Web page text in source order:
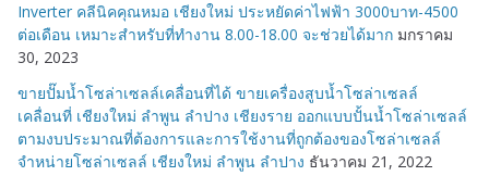
Inverter คลีนิคคุณหมอ เชียงใหม่ ประหยัดค่าไฟฟ้า 3000บาท-4500
ต่อเดือน เหมาะสำหรับที่ทำงาน 8.00-18.00 จะช่วยได้มาก มกราคม
30, 2023
ขายปั๊มน้ำโซล่าเซลล์เคลื่อนที่ได้ ขายเครื่องสูบน้ำโซล่าเซลล์
เคลื่อนที่ เชียงใหม่ ลำพูน ลำปาง เชียงราย ออกแบบปั้นน้ำโซล่าเซลล์
ตามงบประมาณที่ต้องการและการใช้งานที่ถูกต้องของโซล่าเซลล์
จำหน่ายโซล่าเซลล์ เชียงใหม่ ลำพูน ลำปาง ธันวาคม 21, 2022